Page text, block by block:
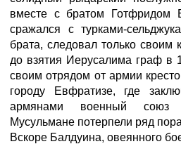
вместе с братом Готфридом
сражался с турками-
брата, следовал только
до взятия Иерусалима граф в
своим отрядом от армии
городу Евфратизе, где
армянами военный союз
Мусульмане потерпели ряд
Вскоре Балдуина, овеянного